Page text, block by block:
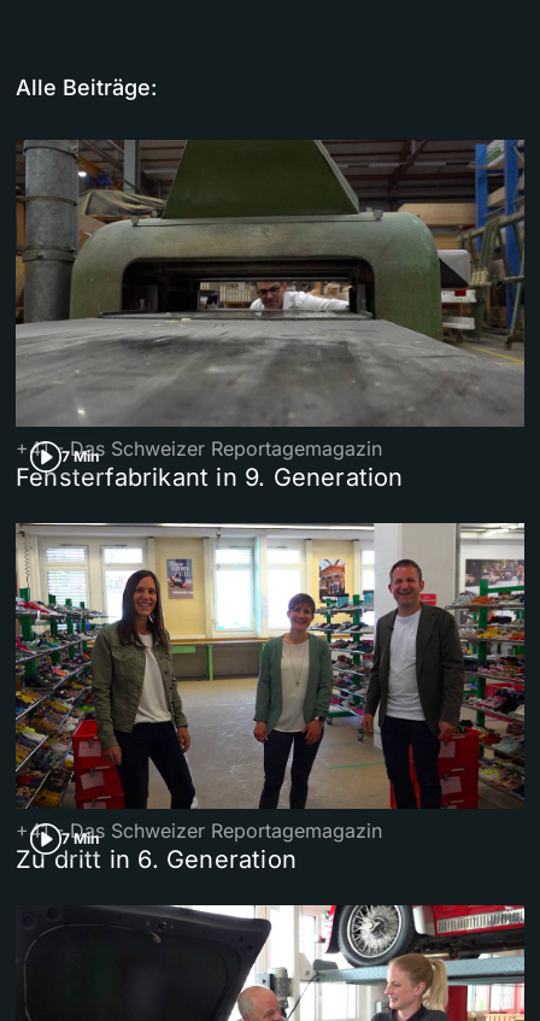
Alle Beiträge:
7 Min
+41 - Das Schweizer Reportagemagazin
Fensterfabrikant in 9. Generation
7 Min
+41 - Das Schweizer Reportagemagazin
Zu dritt in 6. Generation